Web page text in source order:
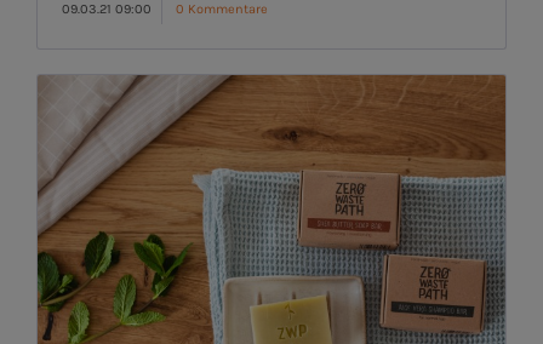
09.03.21 09:00 0 Kommentare